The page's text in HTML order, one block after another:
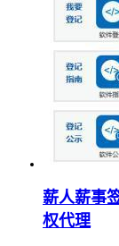
薪人薪事
权代理